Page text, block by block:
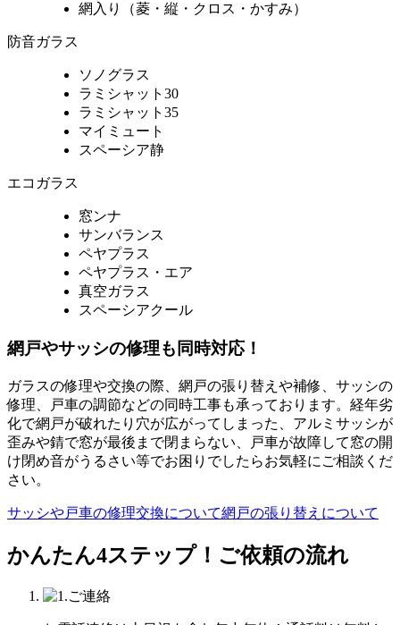
網入り（菱・縦・クロス・かすみ）
防音ガラス
ソノグラス
ラミシャット30
ラミシャット35
マイミュート
スペーシア静
エコガラス
窓ンナ
サンバランス
ペヤプラス
ペヤプラス・エア
真空ガラス
スペーシアクール
網戸やサッシの修理も同時対応！
ガラスの修理や交換の際、網戸の張り替えや補修、サッシの
修理、戸車の調節などの同時工事も承っております。経年劣
化で網戸が破れたり穴が広がってしまった、アルミサッシが
歪みや錆で窓が最後まで閉まらない、戸車が故障して窓の開
け閉め音がうるさい等でお困りでしたらお気軽にご相談くだ
さい。
サッシや戸車の修理交換について網戸の張り替えについて
かんたん4ステップ！ ご依頼の流れ